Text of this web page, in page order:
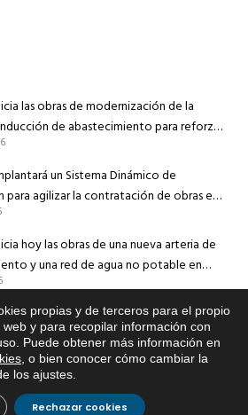
las obras de modernización de la
de abastecimiento para reforzar
de agua de Córdoba
un Sistema Dinámico de
para agilizar la contratación de obras en
hoy las obras de una nueva arteria de
y una red de agua no potable en
de Azúa
ZA Córdoba Red Quemadas- 1ª Sem
ZA Córdoba Red Carrera Caballo-1º
propias y de terceros para el propio
y para recopilar información con
Puede obtener más información en
, o bien conocer cómo cambiar la
los ajustes
Rechazar cookies
Si tiene cualquier duda sobre
EMACSA, haga click abajo.